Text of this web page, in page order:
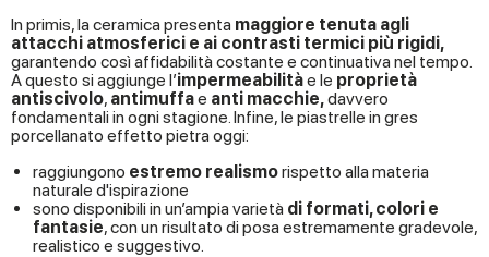
In primis, la ceramica presenta maggiore tenuta agli
attacchi atmosferici e ai contrasti termici più rigidi,
garantendo così affidabilità costante e continuativa nel tempo.
A questo si aggiunge l’impermeabilitàe le proprietà
antiscivolo, antimuffae anti macchie,davvero
fondamentali in ogni stagione. Infine, le piastrelle in gres
porcellanato effetto pietra oggi:
raggiungono estremo realismorispetto alla materia
naturale d'ispirazione
sono disponibili in un’ampia varietà di formati, colori e
fantasie, con un risultato di posa estremamente gradevole,
realistico e suggestivo.